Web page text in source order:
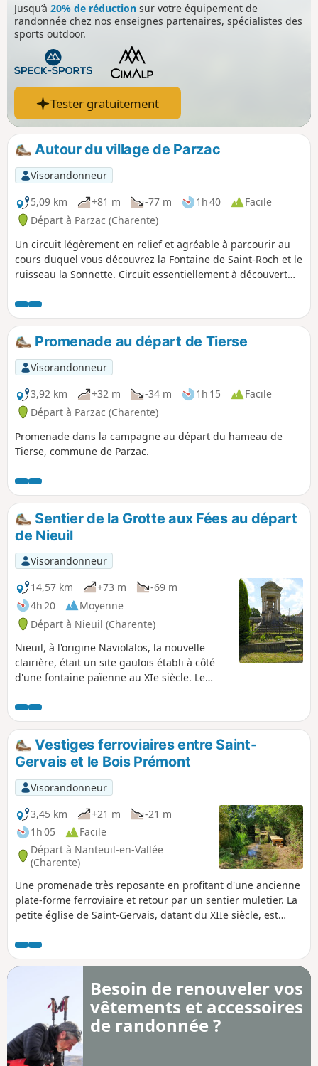
Jusqu’à 20% de réduction sur votre équipement de
randonnée chez nos enseignes partenaires, spécialistes des
sports outdoor.
Tester gratuitement
Autour du village de Parzac
Visorandonneur
5,09 km
+81 m -77 m 1h 40
Facile
Départ à Parzac (Charente)
Un circuit légèrement en relief et agréable à parcourir au
cours duquel vous découvrez la Fontaine de Saint-Roch et le
ruisseau la Sonnette. Circuit essentiellement à découvert
Promenade au départ de Tierse
Visorandonneur
3,92 km
+32 m -34 m 1h 15
Facile
Départ à Parzac (Charente)
Promenade dans la campagne au départ du hameau de
Tierse, commune de Parzac.
Sentier de la Grotte aux Fées au départ
de Nieuil
Visorandonneur
14,57 km
+73 m
-69 m
4h 20
Moyenne
Départ à Nieuil (Charente)
Nieuil, à l'origine Naviolalos, la nouvelle
clairière, était un site gaulois établi à côté
d'une fontaine païenne au XIe siècle. Le
vicomtes de Rochechouart. La châtellenie de
Nieuil passe successivement à plusieurs
familles nobles, bâtisseurs du premier
château et demeurera une enclave du Poitou
jusqu'à la révolution.
Vestiges ferroviaires entre Saint-
Gervais et le Bois Prémont
Visorandonneur
3,45 km
+21 m
-21 m
1h 05
Facile
Départ à Nanteuil-en-Vallée
(Charente)
Une promenade très reposante en profitant d'une ancienne
plate-forme ferroviaire et retour par un sentier muletier. La
petite église de Saint-Gervais, datant du XIIe siècle, est
Besoin de renouveler vos
vêtements et accessoires
de randonnée ?